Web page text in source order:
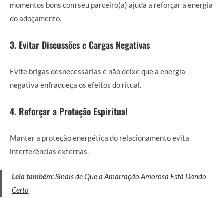
momentos bons com seu parceiro(a) ajuda a reforçar a energia
do adoçamento.
3. Evitar Discussões e Cargas Negativas
Evite brigas desnecessárias e não deixe que a energia
negativa enfraqueça os efeitos do ritual.
4. Reforçar a Proteção Espiritual
Manter a proteção energética do relacionamento evita
interferências externas.
Leia também: Sinais de Que a Amarração Amorosa Está Dando
Certo